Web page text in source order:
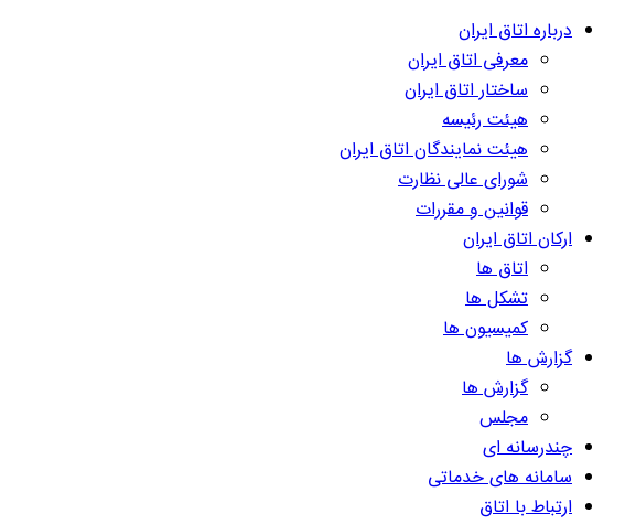
درباره اتاق ایران
معرفی اتاق ایران
ساختار اتاق ایران
هیئت رئیسه
هیئت نمایندگان اتاق ایران
شورای عالی نظارت
قوانین و مقررات
ارکان اتاق ایران
اتاق ها
تشکل ها
کمیسیون ها
گزارش ها
گزارش ها
مجلس
چندرسانه ای
سامانه های خدماتی
ارتباط با اتاق